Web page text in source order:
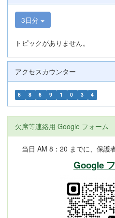
3日分
トピックがありません。
アクセスカウンター
6 8 6 9 1 0 3 4
欠席等連絡用 Google フォーム
当日 AM 8：20 までに、保護
Google